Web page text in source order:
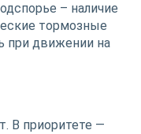
– наличие
тормозные
при движении на
В приоритете —